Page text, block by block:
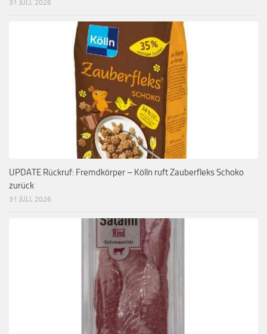
31 JULI, 2026
UPDATE Rückruf: Fremdkörper – Kölln ruft Zauberfleks Schoko
zurück
31 JULI, 2026